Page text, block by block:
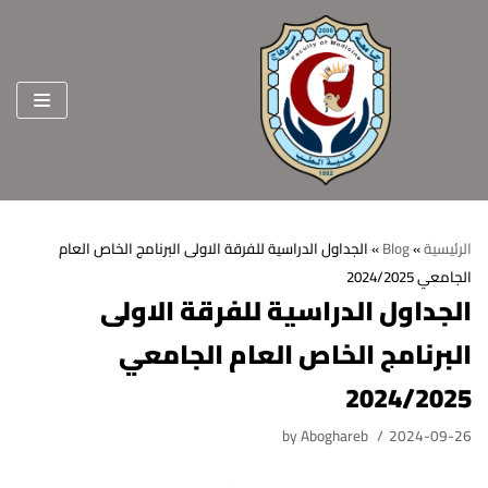
الرئيسية
عن الكلية
الرؤية والرسالة
الاهداف الاستراتيجية
الأقسام العلمية
قطاعات الكلية
الرئيسية»
Blog
»الجداول الدراسية للفرقة الاولى البرنامج الخاص العام
الجامعي 2024/2025
الجداول الدراسية للفرقة الاولى
البرنامج الخاص العام الجامعي
2024/2025
byAboghareb 2024-09-26